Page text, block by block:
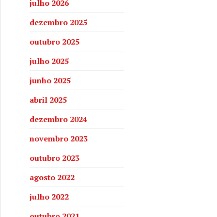
julho 2026
dezembro 2025
outubro 2025
julho 2025
junho 2025
abril 2025
dezembro 2024
novembro 2023
outubro 2023
agosto 2022
julho 2022